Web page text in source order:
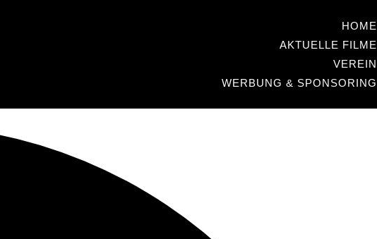
HOME
AKTUELLE FILME
VEREIN
WERBUNG & SPONSORING